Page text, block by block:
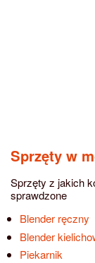
Sprzęty w
Sprzęty z jakich
sprawdzone
Blender ręczny
Blender
Piekarnik